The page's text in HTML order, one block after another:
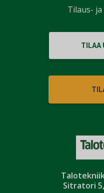
Sitratori
TILAA
Tilaus-